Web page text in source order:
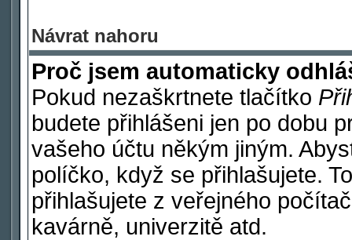
Návrat nahoru
Proč jsem automaticky
Pokud nezaškrtnete tlačítko
budete přihlášeni jen po dobu
vašeho účtu někým jiným.
políčko, když se přihlašujete.
přihlašujete z veřejného
kavárně, univerzitě atd.